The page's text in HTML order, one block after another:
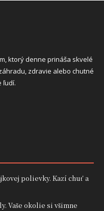
ktorý denne prináša skvelé
zdravie alebo chutné
ľudí.
polievky. Kazí chuť a
Vaše okolie si všimne